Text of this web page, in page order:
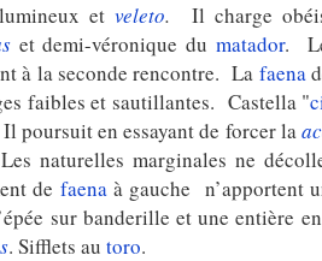
et veleto. Il charge
et demi-véronique du matador.
à la seconde rencontre. La faena
faibles et sautillantes. Castella "
poursuit en essayant de forcer la
naturelles marginales ne
de faenaà gauche n’apportent
sur banderille et une entière
. Sifflets au toro.